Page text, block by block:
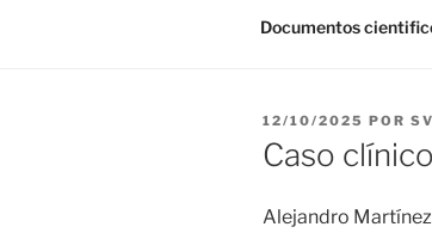
Documentos
PUBLICADO
EL
12/10/2025 POR
Caso
Alejandro